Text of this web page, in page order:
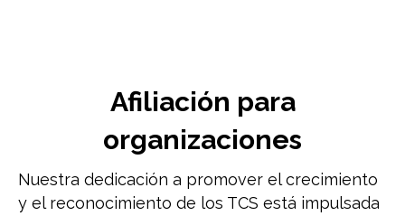
Afiliación para
organizaciones
Nuestra dedicación a promover el crecimiento
y el reconocimiento de los TCS está impulsada